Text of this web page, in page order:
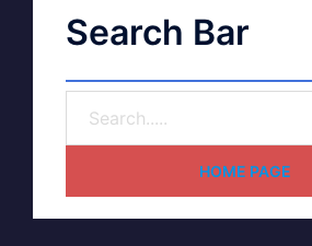
Search Bar
HOME PAGE